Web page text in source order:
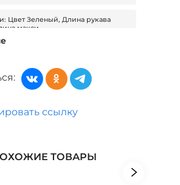
Цвет Зеленый, Длина рукава
макси
Модель А-силуэт, Длина рукава
Длина рукава бретельки, Длина
Бренд Edsel Krause
ссылку
ТОВАРЫ